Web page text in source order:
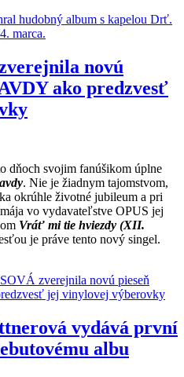
hudobný album s kapelou Drť.
marca.
novú
ako predzvesť
dňoch svojim fanúšikom úplne
. Nie je žiadnym tajomstvom,
okrúhle životné jubileum a pri
vo vydavateľstve OPUS jej
Vráť mi tie hviezdy (XII.
je práve tento nový singel.
zverejnila novú pieseň
jej vinylovej výberovky
vydává první
albu